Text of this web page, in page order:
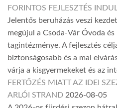
FORINTOS FEJLESZTÉS
Jelentős beruházás veszi
megújul a Csoda-Vár Óvoda és
tagintézménye. A fejlesztés
biztonságosabb és a mai
várja a kisgyermekeket és az
FERTŐZÉS MIATT AZ IDEI
ARLÓI STRAND 2026-08-05